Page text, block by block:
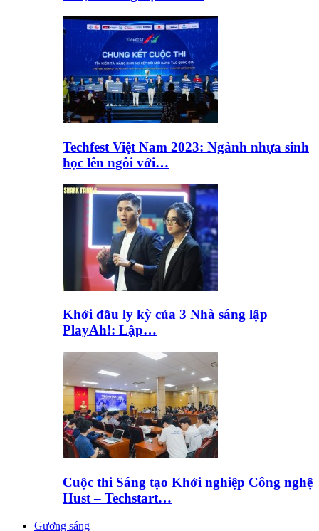
Techfest Việt Nam 2023: Ngành nhựa sinh
học lên ngôi với…
Khởi đầu ly kỳ của 3 Nhà sáng lập
PlayAh!: Lập…
Cuộc thi Sáng tạo Khởi nghiệp Công nghệ
Hust – Techstart…
Gương sáng